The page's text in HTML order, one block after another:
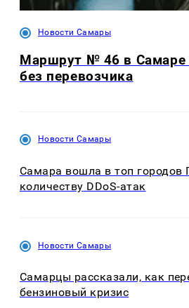
Новости Самары
Маршрут № 46 в Самаре
без перевозчика
Новости Самары
Самара вошла в топ городов
количеству DDoS-атак
Новости Самары
Самарцы рассказали, как
бензиновый кризис